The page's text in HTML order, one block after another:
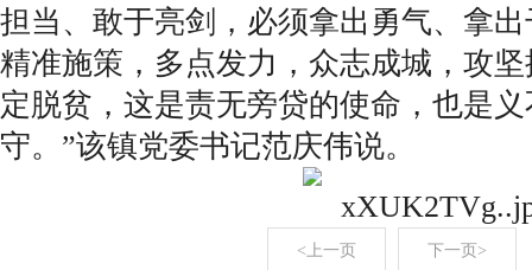
担当、敢于亮剑，必须拿出勇气、拿
精准施策，多点发力，众志成城，攻
定脱贫，这是责无旁贷的使命，也是
守。”该镇党委书记范庆伟说。
<上一页 下一页>